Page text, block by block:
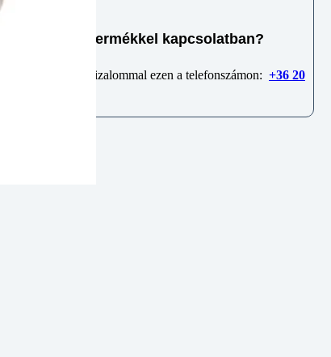
Kérdése van termékkel kapcsolatban?
Keressen minket bizalommal ezen a telefonszámon: +36 20